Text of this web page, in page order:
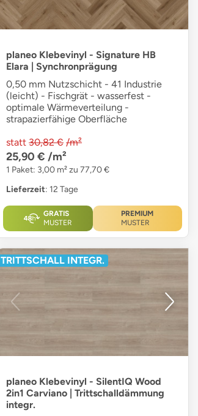
planeo Klebevinyl - Signature HB
Elara | Synchronprägung
0,50 mm Nutzschicht - 41 Industrie
(leicht) - Fischgrät - wasserfest -
optimale Wärmeverteilung -
strapazierfähige Oberfläche
statt 30,82 € /m²
25,90 € /m²
1 Paket: 3,00 m² zu 77,70 €
Lieferzeit: 12 Tage
GRATIS
MUSTER
PREMIUM
MUSTER
TRITTSCHALL INTEGR.
planeo Klebevinyl - SilentIQ Wood
2in1 Carviano | Trittschalldämmung
integr.